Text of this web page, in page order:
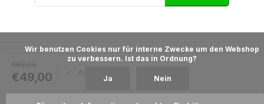
€69,00
€49,00 Auf Lager
Allgemeine Geschäftsbedingungen
Webdinge
zu verbessern. Ist das in Ordnung?
Ja Nein